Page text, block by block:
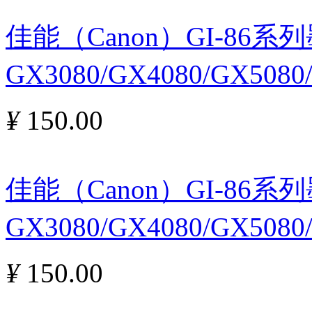
佳能（Canon）GI-86系
GX3080/GX4080/
¥150.00
佳能（Canon）GI-86系
GX3080/GX4080/
¥150.00